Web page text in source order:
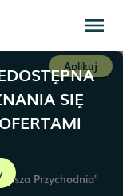
menu
SIĘ
Aplikuj
Przychodnia"